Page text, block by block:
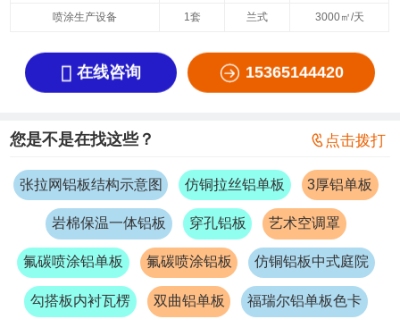
喷涂生产设备 1套 兰式 3000㎡/天
 在线咨询  15365144420
您是不是在找这些？  点击拨打
张拉网铝板结构示意图 仿铜拉丝铝单板 3厚铝单板
岩棉保温一体铝板 穿孔铝板 艺术空调罩
氟碳喷涂铝单板 氟碳喷涂铝板 仿铜铝板中式庭院
勾搭板内衬瓦楞 双曲铝单板 福瑞尔铝单板色卡